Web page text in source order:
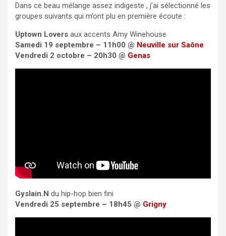
Dans ce beau mélange assez indigeste , j’ai sélectionné les
groupes suivants qui m’ont plu en première écoute :
Uptown Lovers aux accents Amy Winehouse
Samedi 19 septembre – 11h00 @ Neuville sur Saône
Vendredi 2 octobre – 20h30 @ Genas
Gyslain.N du hip-hop bien fini
Vendredi 25 septembre – 18h45 @ Grigny